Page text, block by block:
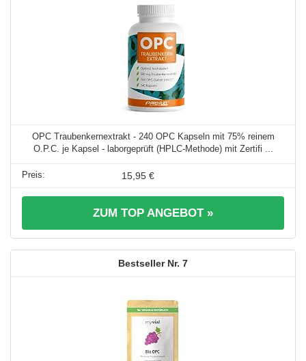
OPC Traubenkernextrakt - 240 OPC Kapseln mit 75% reinem
O.P.C. je Kapsel - laborgeprüft (HPLC-Methode) mit Zertifi ...
15,95 €
ZUM TOP ANGEBOT »
7